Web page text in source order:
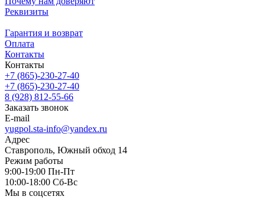
Реквизиты
Гарантия и возврат
Оплата
Контакты
Контакты
+7 (865)-230-27-40
+7 (865)-230-27-40
8 (928) 812-55-66
Заказать звонок
E-mail
yugpol.sta-info@yandex.ru
Адрес
Ставрополь, Южный обход 14
Режим работы
9:00-19:00 Пн-Пт
10:00-18:00 Cб-Вс
Мы в соцсетях